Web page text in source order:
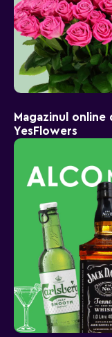
Magazinul online
YesFlowers